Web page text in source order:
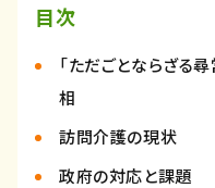
目次
「ただごとならざる
相
訪問介護の現状
政府の対応と課題